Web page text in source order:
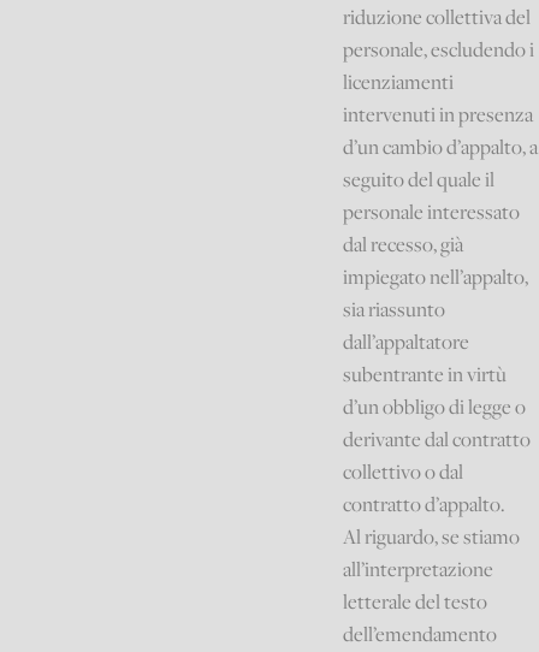
riduzione collettiva del
personale, escludendo i
licenziamenti
intervenuti in presenza
d’un cambio d’appalto, a
seguito del quale il
personale interessato
dal recesso, già
impiegato nell’appalto,
sia riassunto
dall’appaltatore
subentrante in virtù
d’un obbligo di legge o
derivante dal contratto
collettivo o dal
contratto d’appalto.
Al riguardo, se stiamo
all’interpretazione
letterale del testo
dell’emendamento